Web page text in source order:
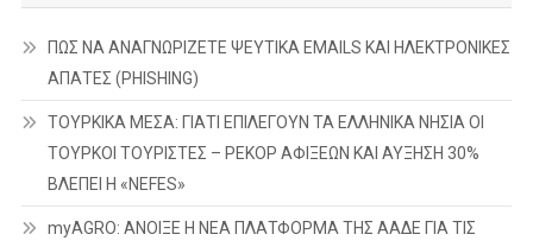
ΠΩΣ ΝΑ ΑΝΑΓΝΩΡΙΖΕΤΕ ΨΕΥΤΙΚΑ EMAILS ΚΑΙ ΗΛΕΚΤΡΟΝΙΚΕΣ
ΑΠΑΤΕΣ (PHISHING)
ΤΟΥΡΚΙΚΑ ΜΕΣΑ: ΓΙΑΤΙ ΕΠΙΛΕΓΟΥΝ ΤΑ ΕΛΛΗΝΙΚΑ ΝΗΣΙΑ ΟΙ
ΤΟΥΡΚΟΙ ΤΟΥΡΙΣΤΕΣ – ΡΕΚΟΡ ΑΦΙΞΕΩΝ ΚΑΙ ΑΥΞΗΣΗ 30%
ΒΛΕΠΕΙ Η «NEFES»
myAGRO: ΑΝΟΙΞΕ Η ΝΕΑ ΠΛΑΤΦΟΡΜΑ ΤΗΣ ΑΑΔΕ ΓΙΑ ΤΙΣ